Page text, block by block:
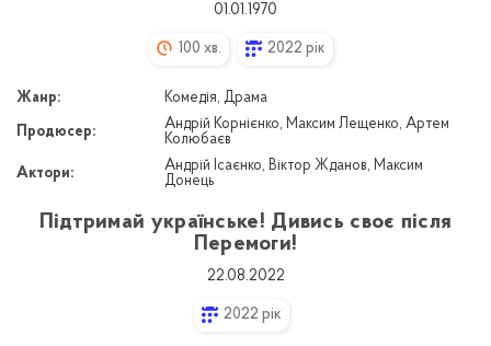
01.01.1970
100 хв. 2022 рік
Жанр: Комедія, Драма
Продюсер:
Андрій Корнієнко, Максим Лещенко, Артем
Колюбаєв
Актори:
Андрій Ісаєнко, Віктор Жданов, Максим
Донець
Підтримай українське! Дивись своє після
Перемоги!
22.08.2022
2022 рік